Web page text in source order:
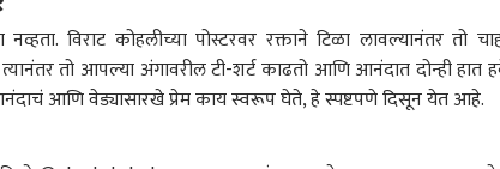
विराट कोहलीच्या पोस्टरवर रक्ताने टिळा लावल्यानंतर तो
तो आपल्या अंगावरील टी-शर्ट काढतो आणि आनंदात दोन्ही हात
आनंदाचं आणि वेड्यासारखे प्रेम काय स्वरूप घेते, हे स्पष्टपणे दिसून येत आहे.
विद्यार्थ्यांनी
जायचं? धडकी भरवणारा भीषण
गुजरातचे कंत्राटदार आणले,